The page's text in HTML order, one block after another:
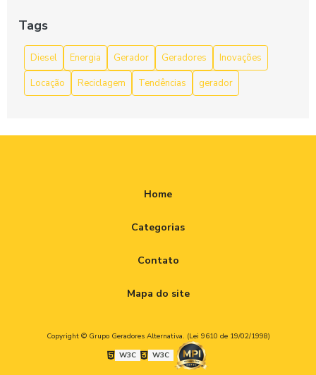
de geradores é uma solução econômica?
Quais os benefícios de alugar geradores?
Reciclagem de equipamentos eletrônicos: desafios e
soluções efetivas
Tags
Diesel Energia Gerador Geradores
Inovações
Locação
Reciclagem Tendências gerador
Home
Categorias
Contato
Mapa do site
Copyright © Grupo Geradores Alternativa. (Lei 9610 de 19/02/1998)
W3C
W3C